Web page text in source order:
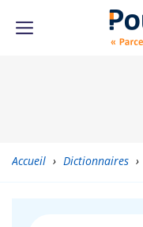
Accueil › Dictionnaires ›